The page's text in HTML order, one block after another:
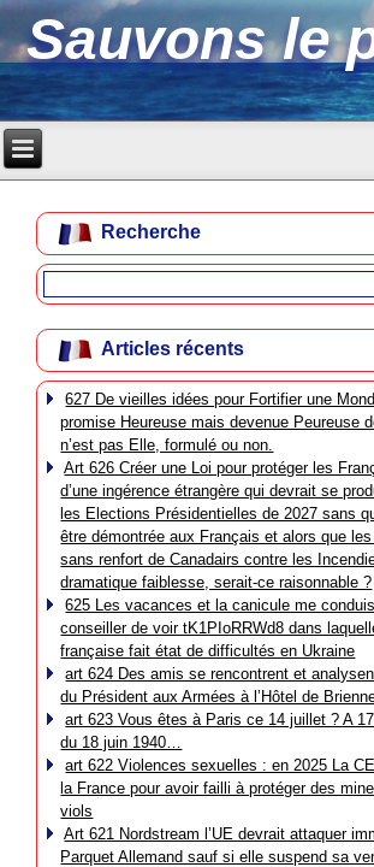
Sauvons le
Recherche
Articles récents
627 De vieilles idées pour Fortifier une
promise Heureuse mais devenue Peureuse
n’est pas Elle, formulé ou non.
Art 626 Créer une Loi pour protéger les
d’une ingérence étrangère qui devrait se
les Elections Présidentielles de 2027 sans
être démontrée aux Français et alors que
sans renfort de Canadairs contre les
dramatique faiblesse, serait-ce raisonnable ?
625 Les vacances et la canicule me
conseiller de voir tK1PIoRRWd8 dans
française fait état de difficultés en Ukraine
art 624 Des amis se rencontrent et
du Président aux Armées à l’Hôtel de
art 623 Vous êtes à Paris ce 14 juillet ? A
du 18 juin 1940…
art 622 Violences sexuelles : en 2025 La
la France pour avoir failli à protéger des
viols
Art 621 Nordstream l’UE devrait attaquer
Parquet Allemand sauf si elle suspend sa